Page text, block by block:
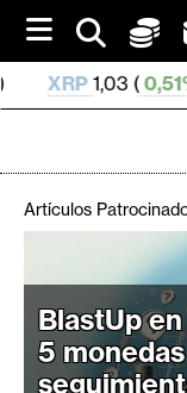
i
p
t
o
0,51%) SOL
i
p
Artículos
BlastUp
5